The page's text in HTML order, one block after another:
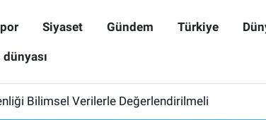
Siyaset Gündem Türkiye
Bilimsel Verilerle Değerlendirilmeli